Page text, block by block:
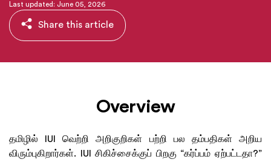
Last updated: June 05, 2026
Share this article
Overview
தமிழில் IUI வெற்றி அறிகுறிகள் பற்றி பல தம்பதிகள் அறிய
விரும்புகிறார்கள். IUI சிகிச்சைக்குப் பிறகு “கர்ப்பம் ஏற்பட்டதா?”